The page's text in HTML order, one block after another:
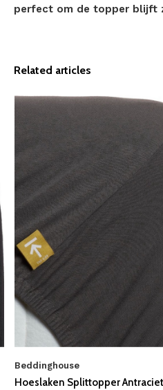
perfect om de topper blijft
Related articles
Beddinghouse
Hoeslaken Splittopper